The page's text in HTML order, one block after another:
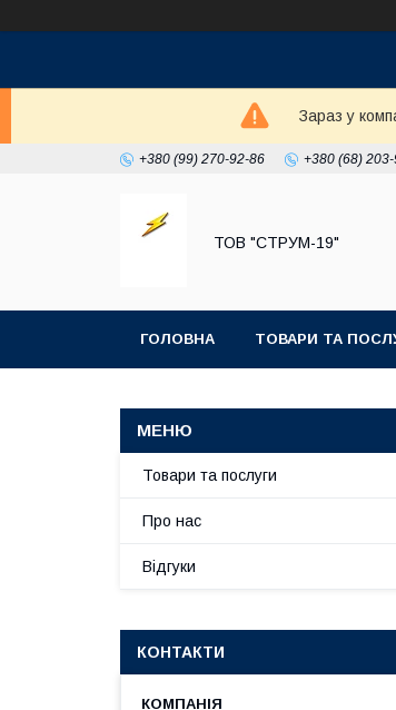
Зараз у
+380 (99) 270-92-86 +380 (68)
ТОВ "СТРУМ-19"
ГОЛОВНА ТОВАРИ ТА
Товари та послуги
Про нас
Відгуки
КОНТАКТИ